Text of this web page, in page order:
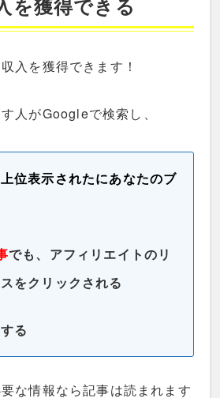
を獲得できる
入を獲得できます！
人がGoogleで検索し、
位表示されたにあなたのブ
でも、アフィリエイトのリ
をクリックされる
る
な情報なら記事は読まれます